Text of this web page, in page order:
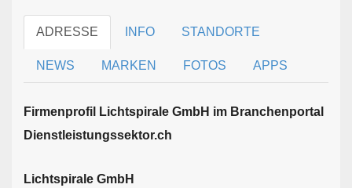
ADRESSE INFO STANDORTE
NEWS MARKEN FOTOS APPS
Firmen­profil Lichtspirale GmbH im Branchen­portal
Dienstleistungssektor.ch
Lichtspirale GmbH